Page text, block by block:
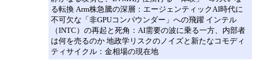
る転換 Arm株急騰の深層：エージェンティックAI時代に
不可欠な「非GPUコンパウンダー」への飛躍 インテル
（INTC）の再起と死角：AI需要の波に乗る一方、内部者
は何を売るのか 地政学リスクのノイズと新たなコモディ
ティサイクル：金相場の現在地